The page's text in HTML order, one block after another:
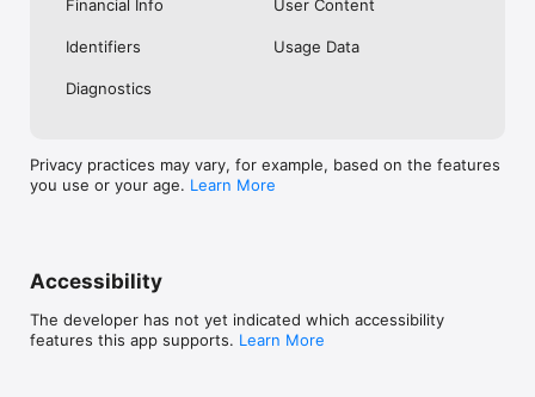
Financial Info
User Content
Identifiers Usage Data
Diagnostics
Privacy practices may vary, for example, based on the features
you use or your age. Learn More
Accessibility
The developer has not yet indicated which accessibility
features this app supports. Learn More